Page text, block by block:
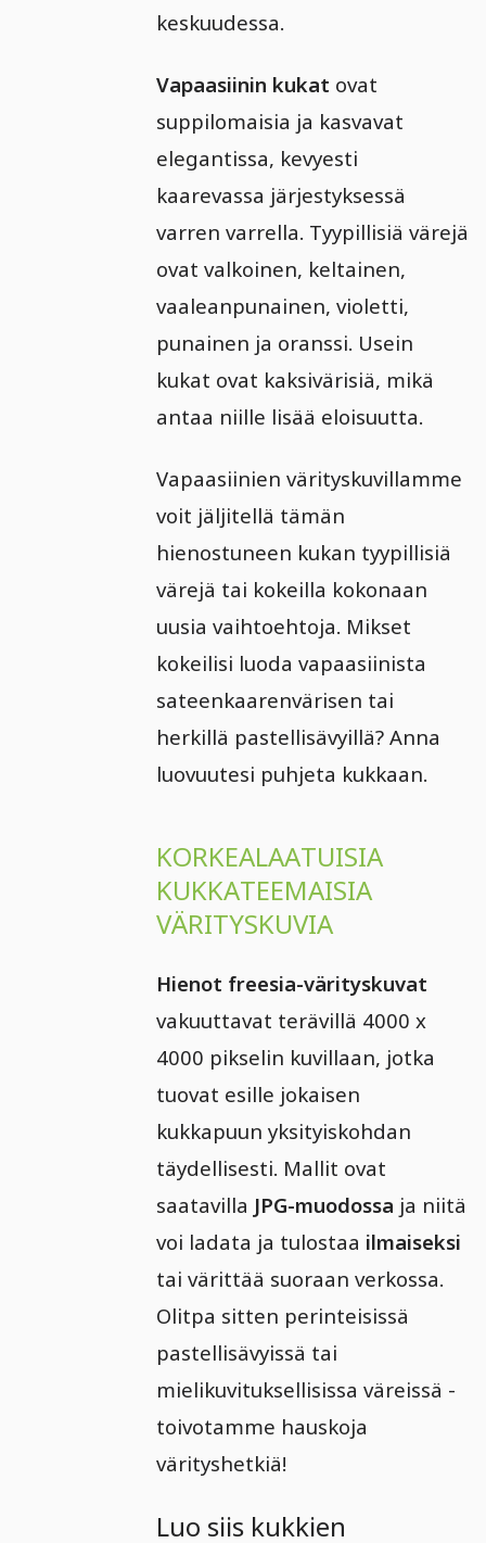
keskuudessa.
Vapaasiinin kukat ovat
suppilomaisia ja kasvavat
elegantissa, kevyesti
kaarevassa järjestyksessä
varren varrella. Tyypillisiä värejä
ovat valkoinen, keltainen,
vaaleanpunainen, violetti,
punainen ja oranssi. Usein
kukat ovat kaksivärisiä, mikä
antaa niille lisää eloisuutta.
Vapaasiinien värityskuvillamme
voit jäljitellä tämän
hienostuneen kukan tyypillisiä
värejä tai kokeilla kokonaan
uusia vaihtoehtoja. Mikset
kokeilisi luoda vapaasiinista
sateenkaarenvärisen tai
herkillä pastellisävyillä? Anna
luovuutesi puhjeta kukkaan.
KORKEALAATUISIA
KUKKATEEMAISIA
VÄRITYSKUVIA
Hienot freesia-värityskuvat
vakuuttavat terävillä 4000 x
4000 pikselin kuvillaan, jotka
tuovat esille jokaisen
kukkapuun yksityiskohdan
täydellisesti. Mallit ovat
saatavilla JPG-muodossa ja niitä
voi ladata ja tulostaa ilmaiseksi
tai värittää suoraan verkossa.
Olitpa sitten perinteisissä
pastellisävyissä tai
mielikuvituksellisissa väreissä -
toivotamme hauskoja
värityshetkiä!
Luo siis kukkien